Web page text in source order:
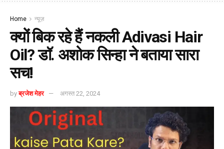
Home न्यूज़
क्यों बिक रहे हैं नकली Adivasi Hair
Oil? डॉ. अशोक सिन्हा ने बताया सारा
सच!
by ब्रजेश मेहर अगस्त 22, 2024